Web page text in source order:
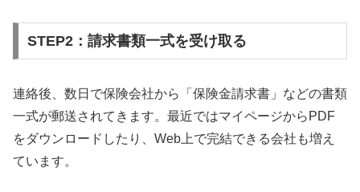
STEP2：請求書類一式を受け取る
連絡後、数日で保険会社から「保険金請求書」などの書類
一式が郵送されてきます。最近ではマイページからPDF
をダウンロードしたり、Web上で完結できる会社も増え
ています。